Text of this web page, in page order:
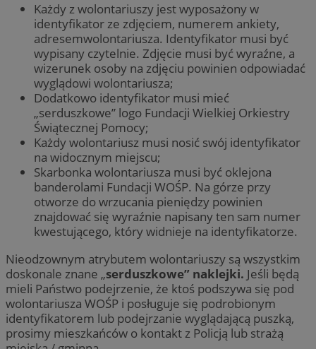
Każdy z wolontariuszy jest wyposażony w
identyfikator ze zdjęciem, numerem ankiety,
adresemwolontariusza. Identyfikator musi być
wypisany czytelnie. Zdjęcie musi być wyraźne, a
wizerunek osoby na zdjęciu powinien odpowiadać
wyglądowi wolontariusza;
Dodatkowo identyfikator musi mieć
„serduszkowe” logo Fundacji Wielkiej Orkiestry
Świątecznej Pomocy;
Każdy wolontariusz musi nosić swój identyfikator
na widocznym miejscu;
Skarbonka wolontariusza musi być oklejona
banderolami Fundacji WOŚP. Na górze przy
otworze do wrzucania pieniędzy powinien
znajdować się wyraźnie napisany ten sam numer
kwestującego, który widnieje na identyfikatorze.
Nieodzownym atrybutem wolontariuszy są wszystkim
doskonale znane „serduszkowe” naklejki. Jeśli będą
mieli Państwo podejrzenie, że ktoś podszywa się pod
wolontariusza WOŚP i posługuje się podrobionym
identyfikatorem lub podejrzanie wyglądającą puszką,
prosimy mieszkańców o kontakt z Policją lub strażą